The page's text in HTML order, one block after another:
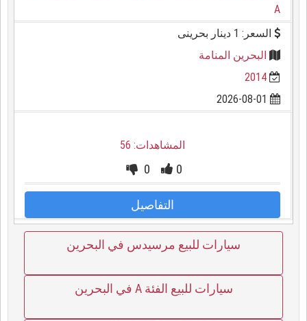
A
السعر: 1 دينار بحرينى
البحرين المنامة
2014
المشاهدات: 56
0
0
التفاصيل
سيارات للبيع مرسيدس في البحرين
سيارات للبيع الفئة A في البحرين